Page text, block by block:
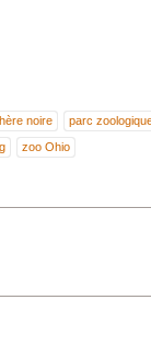
noire parc
zoo Ohio